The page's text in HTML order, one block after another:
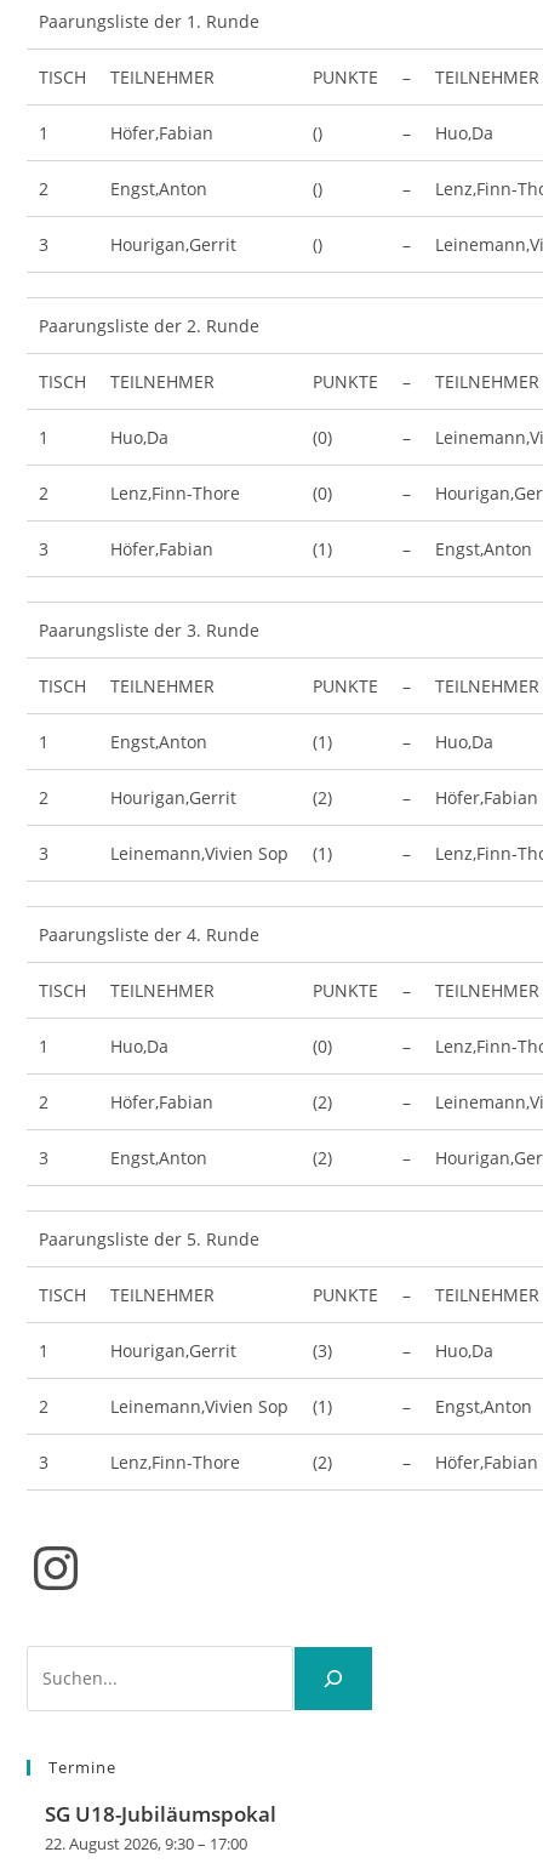
Paarungsliste der 1. Runde
TISCH TEILNEHMER PUNKTE – TEILNEHMER
1 Höfer,Fabian () – Huo,Da
2 Engst,Anton () – Lenz,Finn-
3 Hourigan,Gerrit () –
Paarungsliste der 2. Runde
TISCH TEILNEHMER PUNKTE – TEILNEHMER
1 Huo,Da (0) –
2 Lenz,Finn-Thore (0) –
3 Höfer,Fabian (1) – Engst,Anton
Paarungsliste der 3. Runde
TISCH TEILNEHMER PUNKTE – TEILNEHMER
1 Engst,Anton (1) – Huo,Da
2 Hourigan,Gerrit (2) – Höfer,Fabian
3 Leinemann,Vivien Sop (1) – Lenz,Finn-
Paarungsliste der 4. Runde
TISCH TEILNEHMER PUNKTE – TEILNEHMER
1 Huo,Da (0) – Lenz,Finn-
2 Höfer,Fabian (2) –
3 Engst,Anton (2) –
Paarungsliste der 5. Runde
TISCH TEILNEHMER PUNKTE – TEILNEHMER
1 Hourigan,Gerrit (3) – Huo,Da
2 Leinemann,Vivien Sop (1) – Engst,Anton
3 Lenz,Finn-Thore (2) – Höfer,Fabian
Instagram
Termine
SG U18-Jubiläumspokal
22. August 2026, 9:30– 17:00